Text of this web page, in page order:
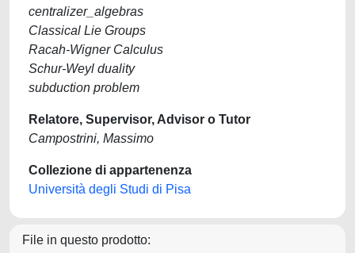
centralizer_algebras
Classical Lie Groups
Racah-Wigner Calculus
Schur-Weyl duality
subduction problem
Relatore, Supervisor, Advisor o Tutor
Campostrini, Massimo
Collezione di appartenenza
Università degli Studi di Pisa
File in questo prodotto: